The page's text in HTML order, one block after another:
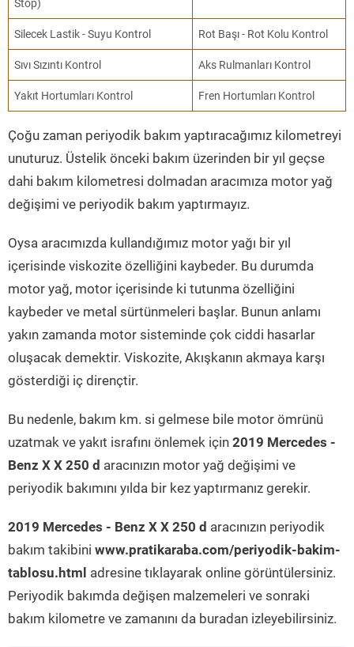
Stop)
Silecek Lastik - Suyu Kontrol Rot Başı - Rot Kolu Kontrol
Sıvı Sızıntı Kontrol Aks Rulmanları Kontrol
Yakıt Hortumları Kontrol Fren Hortumları Kontrol
Çoğu zaman periyodik bakım yaptıracağımız kilometreyi
unuturuz. Üstelik önceki bakım üzerinden bir yıl geçse
dahi bakım kilometresi dolmadan aracımıza motor yağ
değişimi ve periyodik bakım yaptırmayız.
Oysa aracımızda kullandığımız motor yağı bir yıl
içerisinde viskozite özelliğini kaybeder. Bu durumda
motor yağ, motor içerisinde ki tutunma özelliğini
kaybeder ve metal sürtünmeleri başlar. Bunun anlamı
yakın zamanda motor sisteminde çok ciddi hasarlar
oluşacak demektir. Viskozite, Akışkanın akmaya karşı
gösterdiği iç dirençtir.
Bu nedenle, bakım km. si gelmese bile motor ömrünü
uzatmak ve yakıt israfını önlemek için 2019 Mercedes -
Benz X X 250 d aracınızın motor yağ değişimi ve
periyodik bakımını yılda bir kez yaptırmanız gerekir.
2019 Mercedes - Benz X X 250 d aracınızın periyodik
bakım takibini www.pratikaraba.com/periyodik-bakim-
tablosu.html adresine tıklayarak online görüntülersiniz.
Periyodik bakımda değişen malzemeleri ve sonraki
bakım kilometre ve zamanını da buradan izleyebilirsiniz.